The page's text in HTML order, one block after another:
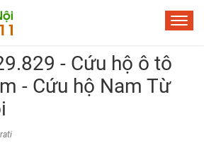
- Cứu hộ ô tô
- Cứu hộ Nam Từ